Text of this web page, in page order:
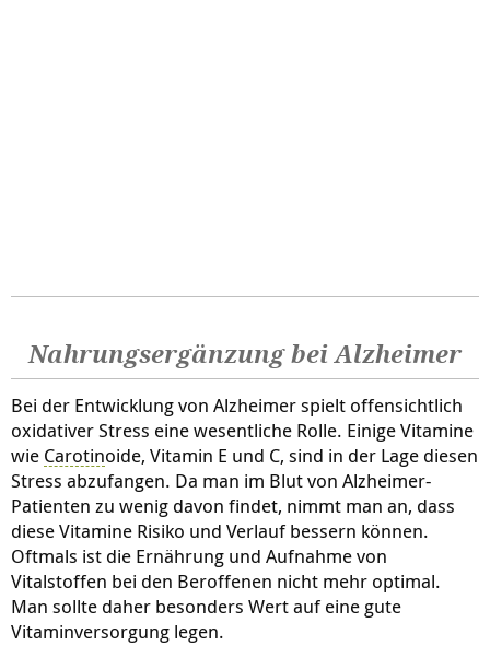
Nahrungsergänzung bei Alzheimer
Bei der Entwicklung von Alzheimer spielt offensichtlich
oxidativer Stress eine wesentliche Rolle. Einige Vitamine
wie Carotinoide, Vitamin E und C, sind in der Lage diesen
Stress abzufangen. Da man im Blut von Alzheimer-
Patienten zu wenig davon findet, nimmt man an, dass
diese Vitamine Risiko und Verlauf bessern können.
Oftmals ist die Ernährung und Aufnahme von
Vitalstoffen bei den Beroffenen nicht mehr optimal.
Man sollte daher besonders Wert auf eine gute
Vitaminversorgung legen.